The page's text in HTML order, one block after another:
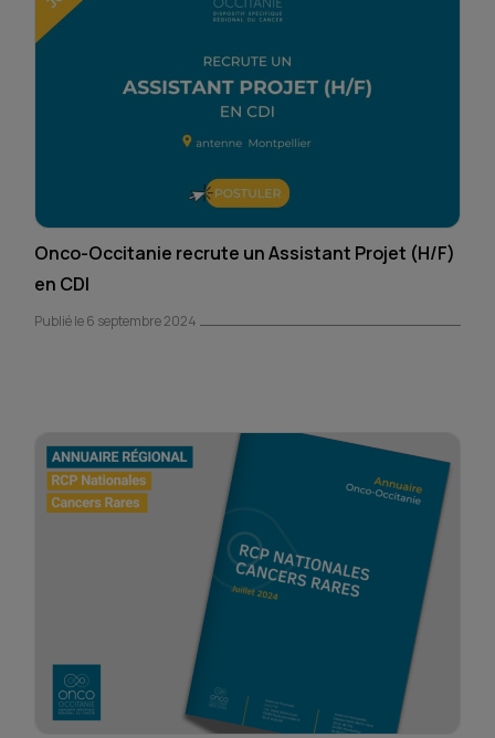
Onco-Occitanie recrute un Assistant Projet (H/F)
en CDI
Publié le 6 septembre 2024